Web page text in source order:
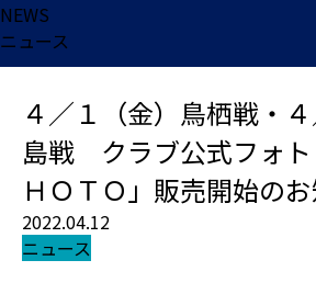
NEWS
ニュース
４／１（金）鳥栖戦・
島戦 クラブ公式フォト
ＨＯＴＯ」販売開始の
2022.04.12
ニュース